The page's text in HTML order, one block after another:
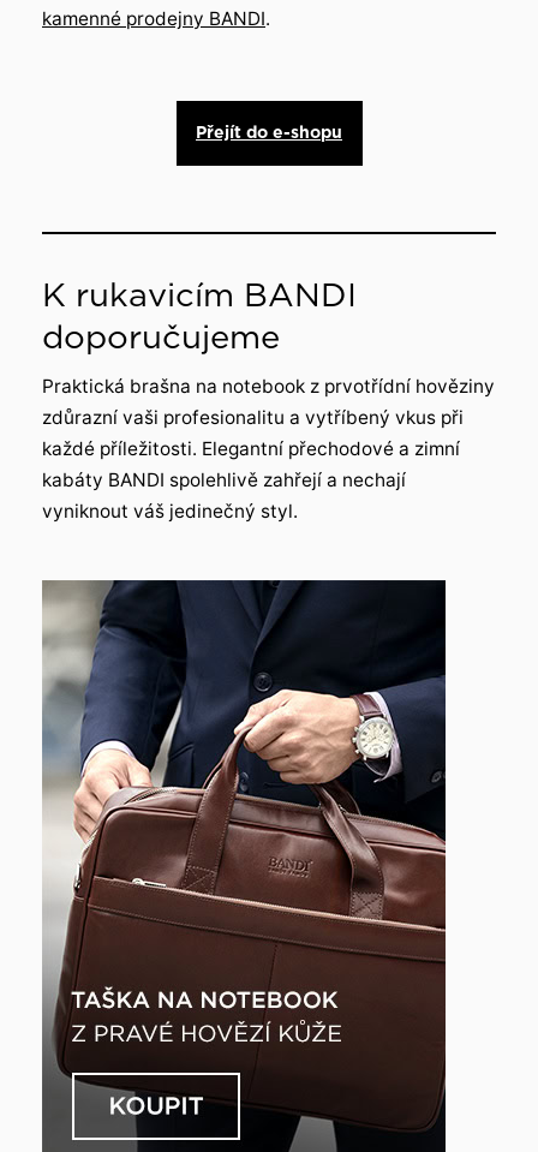
kamenné prodejny BANDI.
Přejít do e-shopu
K rukavicím BANDI
doporučujeme
Praktická brašna na notebook z prvotřídní hověziny
zdůrazní vaši profesionalitu a vytříbený vkus při
každé příležitosti. Elegantní přechodové a zimní
kabáty BANDI spolehlivě zahřejí a nechají
vyniknout váš jedinečný styl.